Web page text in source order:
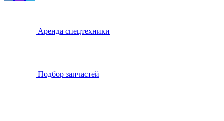
Аренда спецтехники
Подбор запчастей